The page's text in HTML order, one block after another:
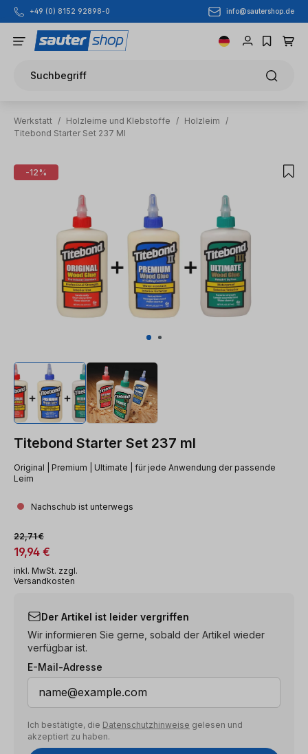
Zum Hauptinhalt springen
+49 (0) 8152 92898-0 info@sautershop.de
Suchbegriff
Werkstatt / Holzleime und Klebstoffe / Holzleim
/
Titebond Starter Set 237 Ml
Bildergalerie überspringen
-12%
Titebond Starter Set 237 ml
Original | Premium | Ultimate | für jede Anwendung der passende
Leim
Nachschub ist unterwegs
Verkaufspreis:
19,94 €
Regulärer Preis:
22,71 €
inkl. MwSt. zzgl.
Versandkosten
Der Artikel ist leider vergriffen
Wir informieren Sie gerne, sobald der Artikel wieder
verfügbar ist.
E-Mail-Adresse
Ich bestätigte, die Datenschutzhinweise gelesen und
akzeptiert zu haben.